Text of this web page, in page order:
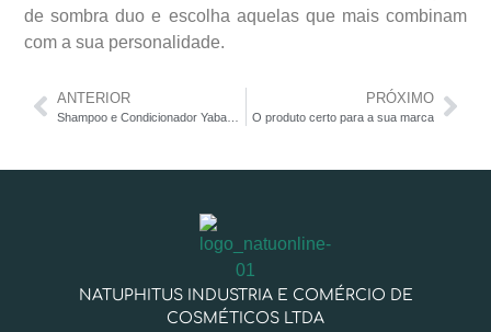
de sombra duo e escolha aquelas que mais combinam
com a sua personalidade.
ANTERIOR PRÓXIMO
O produto certo para a sua marca
NATUPHITUS INDUSTRIA E COMÉRCIO DE
COSMÉTICOS LTDA